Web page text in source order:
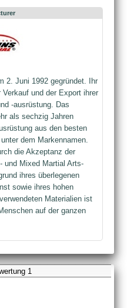
2. Juni 1992 gegründet. Ihr
und der Export ihrer
-ausrüstung. Das
als sechzig Jahren
aus den besten
dem Markennamen.
die Akzeptanz der
und Mixed Martial Arts-
ihres überlegenen
sowie ihres hohen
Materialien ist
auf der ganzen
1